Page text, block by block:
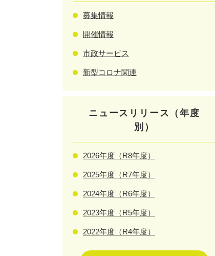
募集情報
開催情報
市政サービス
新型コロナ関連
ニュースリリース（年度
別）
2026年度（R8年度）
2025年度（R7年度）
2024年度（R6年度）
2023年度（R5年度）
2022年度（R4年度）